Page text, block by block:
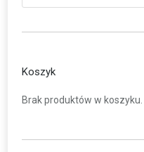
Koszyk
Brak produktów w koszyku.